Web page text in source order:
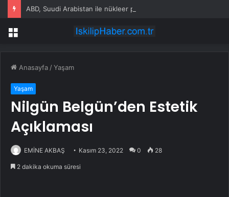
Menü
Anasayfa /Yaşam
Yaşam
Nilgün Belgün’den Estetik
Açıklaması
EMİNE AKBAŞ Kasım 23, 2022 0 28
2 dakika okuma süresi